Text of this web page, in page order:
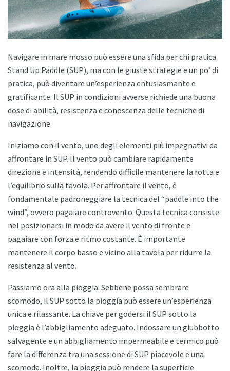
Navigare in mare mosso può essere una sfida per chi pratica
Stand Up Paddle (SUP), ma con le giuste strategie e un po’ di
pratica, può diventare un’esperienza entusiasmante e
gratificante. Il SUP in condizioni avverse richiede una buona
dose di abilità, resistenza e conoscenza delle tecniche di
navigazione.
Iniziamo con il vento, uno degli elementi più impegnativi da
affrontare in SUP. Il vento può cambiare rapidamente
direzione e intensità, rendendo difficile mantenere la rotta e
l’equilibrio sulla tavola. Per affrontare il vento, è
fondamentale padroneggiare la tecnica del “paddle into the
wind”, ovvero pagaiare controvento. Questa tecnica consiste
nel posizionarsi in modo da avere il vento di fronte e
pagaiare con forza e ritmo costante. È importante
mantenere il corpo basso e vicino alla tavola per ridurre la
resistenza al vento.
Passiamo ora alla pioggia. Sebbene possa sembrare
scomodo, il SUP sotto la pioggia può essere un’esperienza
unica e rilassante. La chiave per godersi il SUP sotto la
pioggia è l’abbigliamento adeguato. Indossare un giubbotto
salvagente e un abbigliamento impermeabile e termico può
fare la differenza tra una sessione di SUP piacevole e una
scomoda. Inoltre, la pioggia può rendere la superficie